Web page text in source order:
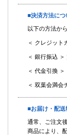
■決済方法につ
以下の方法か
＜ クレジット
＜ 銀行振込
＜ 代金引換
＜ 双葉会満会
■お届け・配送
通常、ご注文
商品により、